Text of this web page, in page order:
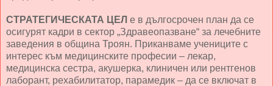
СТРАТЕГИЧЕСКАТА ЦЕЛ е в дългосрочен план да се
осигурят кадри в сектор „Здравеопазване“ за лечебните
заведения в община Троян. Приканваме учениците с
интерес към медицинските професии – лекар,
медицинска сестра, акушерка, клиничен или рентгенов
лаборант, рехабилитатор, парамедик – да се включат в